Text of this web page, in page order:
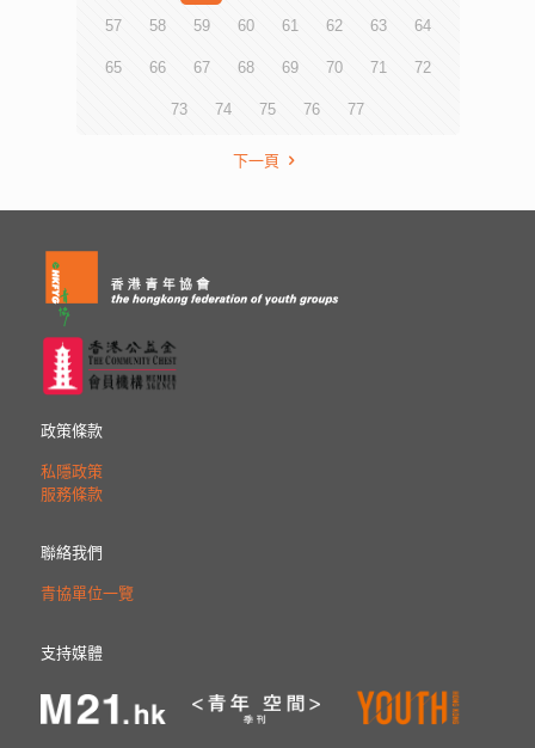
57 58 59 60 61 62 63 64
65 66 67 68 69 70 71 72
73 74 75 76 77
下一頁
政策條款
私隱政策
服務條款
聯絡我們
青協單位一覽
支持媒體